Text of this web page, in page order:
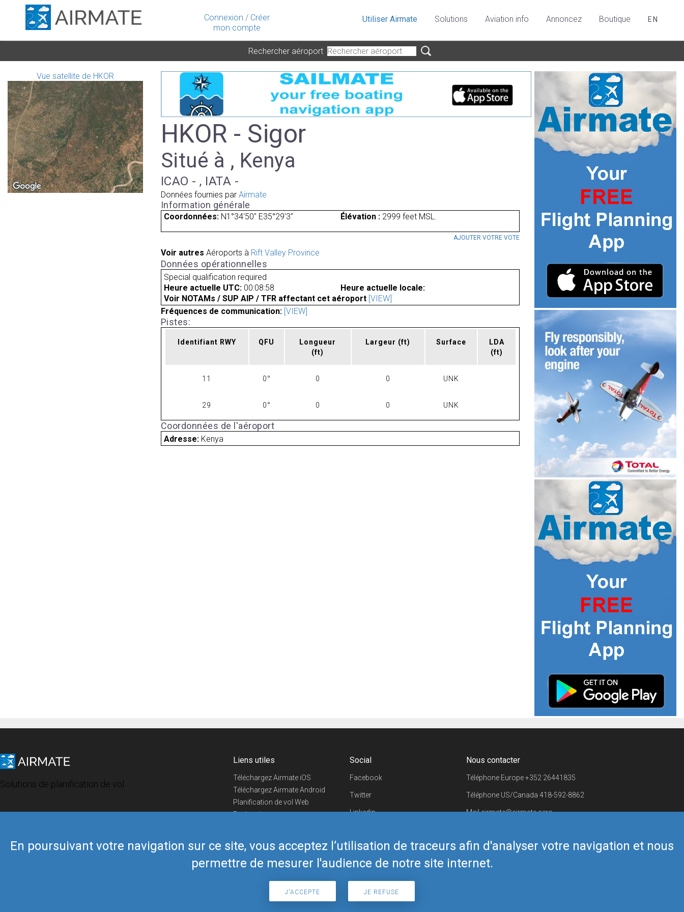
Connexion / Créer
mon compte
En poursuivant votre navigation sur ce site, vous acceptez l’utilisation de traceurs afin d'analyser votre navigation et nous
permettre de mesurer l'audience de notre site internet.
J'ACCEPTE JE REFUSE
Utiliser Airmate Solutions Aviation info Annoncez Boutique EN
Rechercher aéroport
Vue satellite de HKOR
HKOR - Sigor
Situé à , Kenya
ICAO - , IATA -
Données fournies par Airmate
Information générale
Coordonnées: N1°34'50" E35°29'3" Élévation :2999 feet MSL.
AJOUTER VOTRE VOTE
Voir autres Aéroports à Rift Valley Province
Données opérationnelles
Special qualification required
Heure actuelle UTC: 00:08:58
Heure actuelle locale:
Voir NOTAMs / SUP AIP / TFR affectant cet aéroport [VIEW]
Fréquences de communication: [VIEW]
Pistes:
Identifiant RWY QFU
Longueur
(ft)
Largeur (ft) Surface
LDA
(ft)
11 0° 0 0 UNK
29 0° 0 0 UNK
Coordonnées de l'aéroport
Adresse: Kenya
Solutions de planification de vol
Liens utiles
Téléchargez Airmate iOS
Téléchargez Airmate Android
Planification de vol Web
Recherche
Boutique Airmate
Social
Facebook
Twitter
Linkedin
Telegram
Nous contacter
Téléphone Europe+352 26441835
Téléphone US/Canada 418-592-8862
Mailairmate@airmate.aero